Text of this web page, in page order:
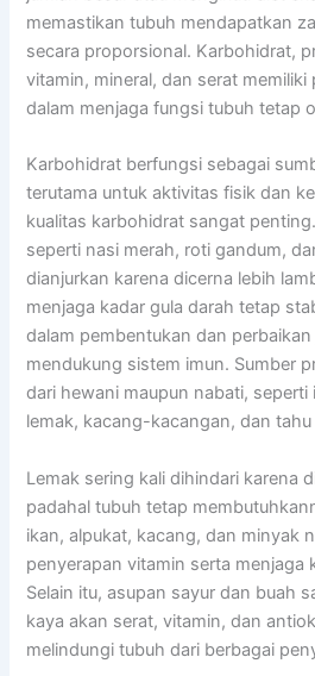
memastikan tubuh mendapatkan
secara proporsional. Karbohidrat,
vitamin, mineral, dan serat
dalam menjaga fungsi tubuh tetap
Karbohidrat berfungsi sebagai
terutama untuk aktivitas fisik dan
kualitas karbohidrat sangat
seperti nasi merah, roti gandum,
dianjurkan karena dicerna lebih
menjaga kadar gula darah tetap
dalam pembentukan dan
mendukung sistem imun. Sumber
dari hewani maupun nabati, seperti
lemak, kacang-kacangan, dan tahu
Lemak sering kali dihindari karena
padahal tubuh tetap
ikan, alpukat, kacang, dan minyak
penyerapan vitamin serta menjaga
Selain itu, asupan sayur dan buah
kaya akan serat, vitamin, dan
melindungi tubuh dari berbagai